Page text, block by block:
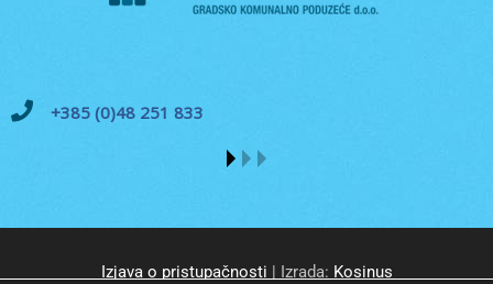
+385 (0)48 251 833
Izjava o pristupačnosti | Izrada: Kosinus